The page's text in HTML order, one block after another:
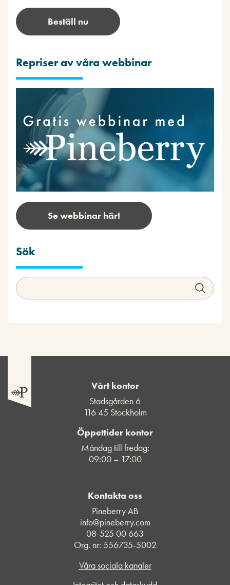
Beställ nu
Repriser av våra webbinar
Se webbinar här!
Sök
Vårt kontor
Stadsgården 6
116 45 Stockholm
Öppettider kontor
Måndag till fredag:
09:00 – 17:00
Kontakta oss
Pineberry AB
info@pineberry.com
08-525 00 663
Org. nr: 556735-5002
Våra sociala kanaler